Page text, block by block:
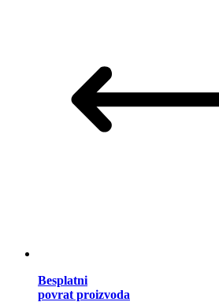
Besplatni
povrat proizvoda